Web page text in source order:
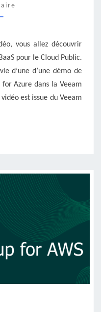
vous allez découvrir
pour le Cloud Public.
d’une d’une démo de
for Azure dans la Veeam
est issue du Veeam